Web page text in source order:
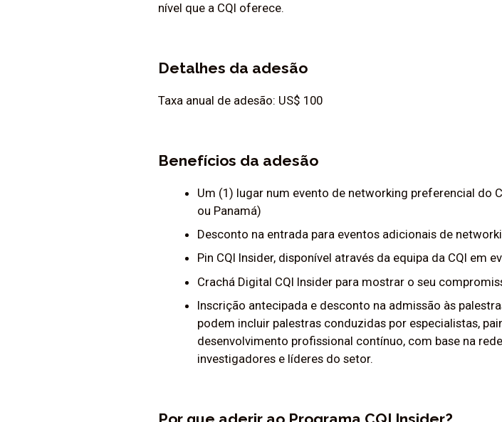
nível que a CQI oferece.
Detalhes da adesão
Taxa anual de adesão: US$ 100
Benefícios da adesão
Um (1) lugar num evento de networking preferencial do
ou Panamá)
Desconto na entrada para eventos adicionais de
Pin CQI Insider, disponível através da equipa da CQI em
Crachá Digital CQI Insider para mostrar o seu
Inscrição antecipada e desconto na admissão às
podem incluir palestras conduzidas por especialistas,
desenvolvimento profissional contínuo, com base na
investigadores e líderes do setor.